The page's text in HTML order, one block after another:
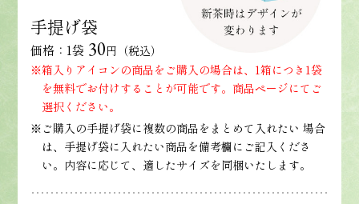
手提げ袋
価格：1袋 30円（税込）
※箱入りアイコンの商品をご購入の場合は、1箱につき1袋
を無料でお付けすることが可能です。商品ページにてご
選択ください。
※ご購入の手提げ袋に複数の商品をまとめて入れたい 場合
は、手提げ袋に入れたい商品を備考欄にご記入くださ
い。内容に応じて、適したサイズを同梱いたします。